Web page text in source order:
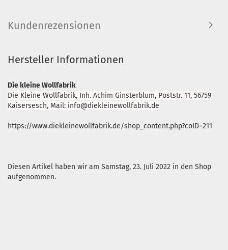
Kundenrezensionen
Hersteller Informationen
Die kleine Wollfabrik
Die Kleine Wollfabrik, Inh. Achim Ginsterblum, Poststr. 11, 56759
Kaisersesch, Mail: info@diekleinewollfabrik.de
https://www.diekleinewollfabrik.de/shop_content.php?coID=211
Diesen Artikel haben wir am Samstag, 23. Juli 2022 in den Shop
aufgenommen.